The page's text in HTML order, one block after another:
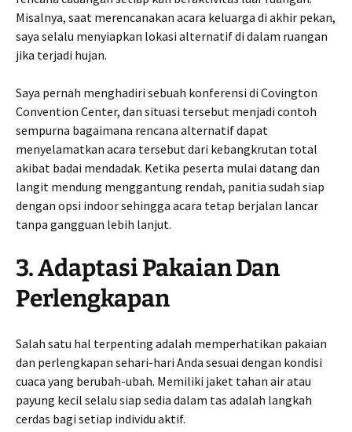
Misalnya, saat merencanakan acara keluarga di akhir pekan,
saya selalu menyiapkan lokasi alternatif di dalam ruangan
jika terjadi hujan.
Saya pernah menghadiri sebuah konferensi di Covington
Convention Center, dan situasi tersebut menjadi contoh
sempurna bagaimana rencana alternatif dapat
menyelamatkan acara tersebut dari kebangkrutan total
akibat badai mendadak. Ketika peserta mulai datang dan
langit mendung menggantung rendah, panitia sudah siap
dengan opsi indoor sehingga acara tetap berjalan lancar
tanpa gangguan lebih lanjut.
3. Adaptasi Pakaian Dan
Perlengkapan
Salah satu hal terpenting adalah memperhatikan pakaian
dan perlengkapan sehari-hari Anda sesuai dengan kondisi
cuaca yang berubah-ubah. Memiliki jaket tahan air atau
payung kecil selalu siap sedia dalam tas adalah langkah
cerdas bagi setiap individu aktif.